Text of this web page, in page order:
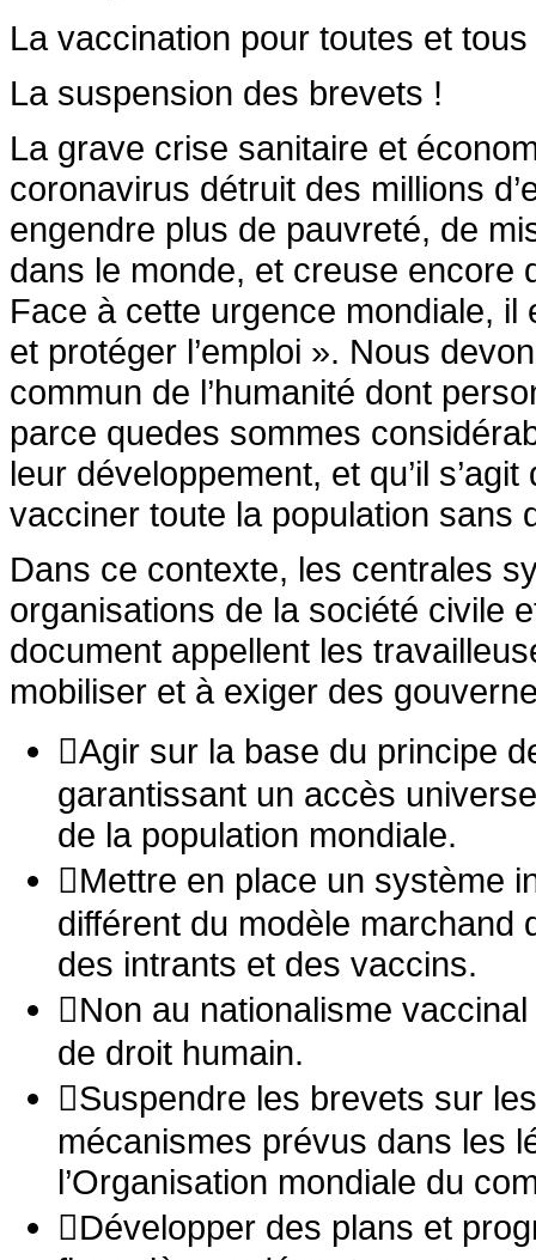
La vaccination pour toutes et tous
La suspension des brevets !
La grave crise sanitaire et
coronavirus détruit des millions
engendre plus de pauvreté, de
dans le monde, et creuse encore
Face à cette urgence mondiale,
et protéger l’emploi ». Nous
commun de l’humanité dont
parce quedes sommes
leur développement, et qu’il
vacciner toute la population sans
Dans ce contexte, les centrales
organisations de la société civile
document appellent les
mobiliser et à exiger des
Agir sur la base du principe
garantissant un accès
de la population mondiale.
Mettre en place un système
différent du modèle marchand
des intrants et des vaccins.
Non au nationalisme
de droit humain.
Suspendre les brevets sur
mécanismes prévus dans les
l’Organisation mondiale du
Développer des plans et